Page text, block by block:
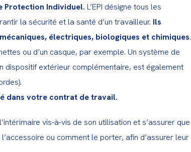
Protection Individuel. L’EPI désigne tous les
la sécurité et la santé d’un travailleur. Ils
électriques, biologiques et chimiques.
ou d’un casque, par exemple. Un système de
dispositif extérieur complémentaire, est également
dans votre contrat de travail.
vis-à-vis de son utilisation et s’assurer que
ou comment le porter, afin d’assurer leur